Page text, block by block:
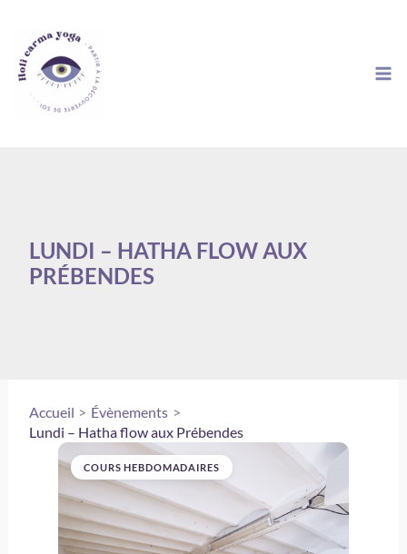
contenu
LUNDI – HATHA FLOW AUX
PRÉBENDES
Accueil
Évènements
Lundi – Hatha flow aux Prébendes
COURS HEBDOMADAIRES